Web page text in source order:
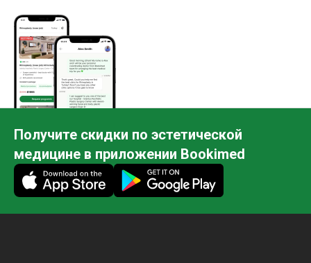
включены в первоначальную
стоимость.
Получите скидки по эстетической
медицине в приложении Bookimed